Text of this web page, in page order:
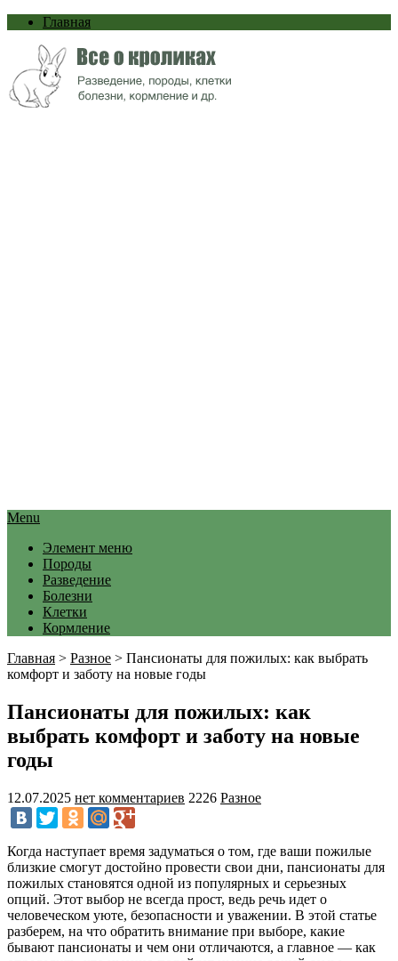
Главная
Menu
Элемент меню
Породы
Разведение
Болезни
Клетки
Кормление
Главная > Разное > Пансионаты для пожилых: как выбрать
комфорт и заботу на новые годы
Пансионаты для пожилых: как
выбрать комфорт и заботу на новые
годы
12.07.2025 нет комментариев 2226 Разное
Когда наступает время задуматься о том, где ваши пожилые
близкие смогут достойно провести свои дни, пансионаты для
пожилых становятся одной из популярных и серьезных
опций. Этот выбор не всегда прост, ведь речь идет о
человеческом уюте, безопасности и уважении. В этой статье
разберем, на что обратить внимание при выборе, какие
бывают пансионаты и чем они отличаются, а главное — как